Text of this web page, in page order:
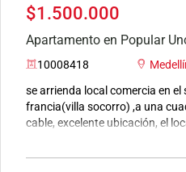
$1.500.000
Apartamento en Popular
10008418
se arrienda local comercia en
francia(villa socorro) ,a una
cable, excelente ubicación, el